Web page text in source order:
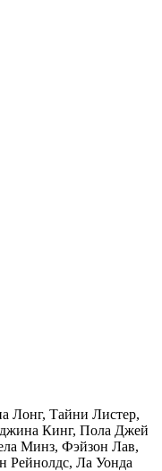
Лонг, Тайни Листер,
Кинг, Пола Джей
Минз, Фэйзон Лав,
Ла Уонда